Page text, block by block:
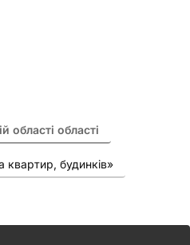
області області
будинків»